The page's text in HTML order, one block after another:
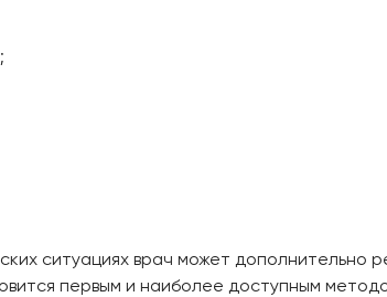
ситуациях врач может дополнительно
первым и наиболее доступным